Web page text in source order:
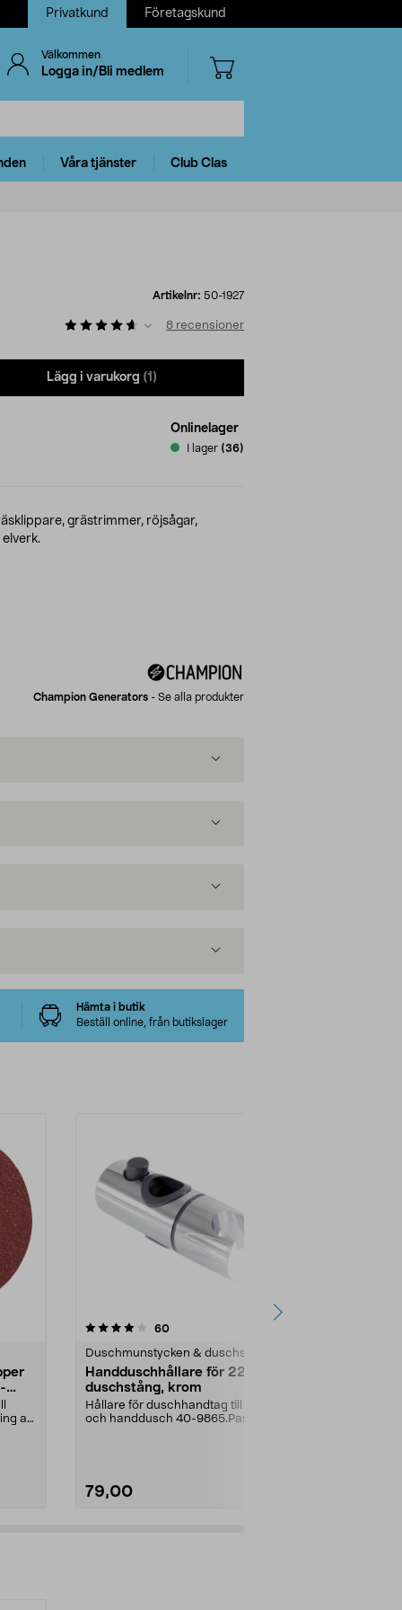
Privatkund Företagskund
Välkommen
Logga in/Bli medlem
Våra tjänster Club Clas
Artikelnr: 50-1927
8 recensioner
Lägg i varukorg (1)
Onlinelager
I lager (36)
grästrimmer, röjsågar,
Champion Generators - Se alla produkter
Hämta i butik
Beställ online, från butikslager
av
60recensioner
Duschmunstycken & duschset
Handduschhållare för 22 mm
duschstång, krom
Hållare för duschhandtag till tak-
och handdusch 40-9865.Passar
79,00
4.0 av 5 stjärnor